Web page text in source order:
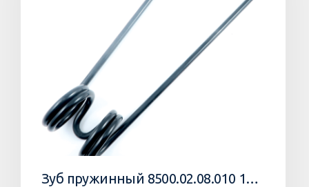
Зуб пружинный 8500.02.08.010 10 Агромастер